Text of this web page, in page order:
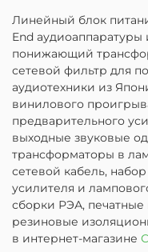
Линейный блок
End
понижающий
сетевой фильтр для
аудиотехники из
винилового
предварительного
выходные звуковые
трансформаторы в
сетевой кабель,
усилителя и
сборки РЭА, печатные
резиновые
в интернет-магазине